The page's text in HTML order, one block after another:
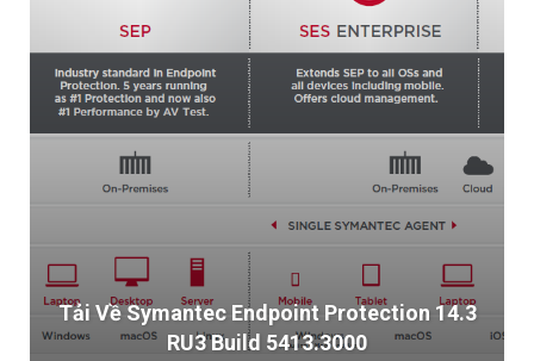
Tải Về Symantec Endpoint Protection 14.3
RU3 Build 5413.3000